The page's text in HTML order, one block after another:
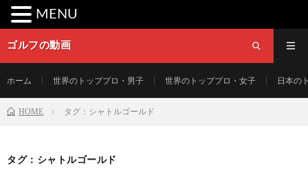
ゴルフの動画
ホーム 世界のトッププロ・男子 世界のトッププロ・女子 日本の
HOME タグ：シャトルゴールド
タグ：シャトルゴールド
MENU